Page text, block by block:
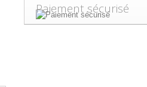
Paiement sécurisé